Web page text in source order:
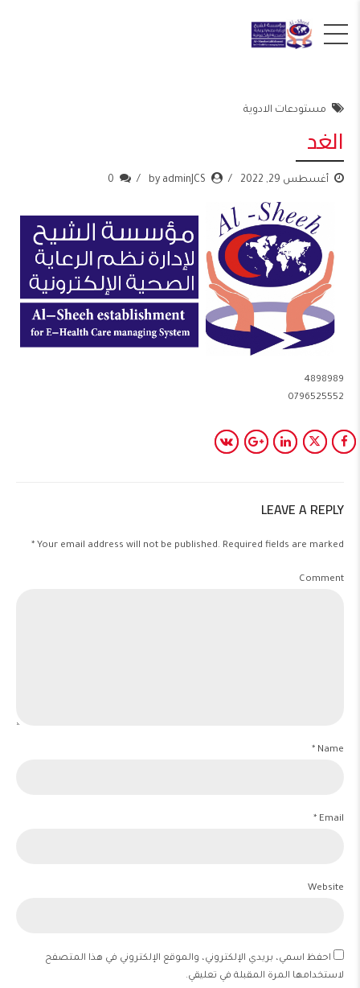
مستودعات الادوية
الغد
أغسطس 29, 2022 by adminJCS
0
4898989
0796525552
LEAVE A REPLY
Your email address will not be published. Required fields are marked *
Comment
Name *
Email *
Website
احفظ اسمي، بريدي الإلكتروني، والموقع الإلكتروني في هذا المتصفح
لاستخدامها المرة المقبلة في تعليقي.